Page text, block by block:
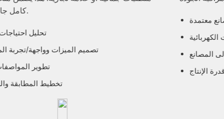
خبرة في تصنيع شواحن المركبات الكهربائية
وصول مباشر إلى المصانع
التحقق من قدرة الإنتاج